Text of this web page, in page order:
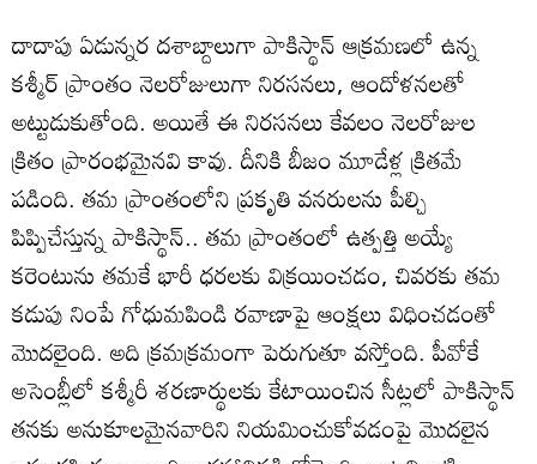
దాదాపు ఏడున్నర దశాబ్దాలుగా పాకిస్థాన్‌ ఆక్రమణలో ఉన్న
కశ్మీర్‌ ప్రాంతం నెలరోజులుగా నిరసనలు, ఆందోళనలతో
అట్టుడుకుతోంది. అయితే ఈ నిరసనలు కేవలం నెలరోజుల
క్రితం ప్రారంభమైనవి కావు. దీనికి బీజం మూడేళ్ల క్రితమే
పడింది. తమ ప్రాంతంలోని ప్రకృతి వనరులను పీల్చి
పిప్పిచేస్తున్న పాకిస్థాన్‌.. తమ ప్రాంతంలో ఉత్పత్తి అయ్యే
కరెంటును తమకే భారీ ధరలకు విక్రయించడం, చివరకు తమ
కడుపు నింపే గోధుమపిండి రవాణాపై ఆంక్షలు విధించడంతో
మొదలైంది. అది క్రమక్రమంగా పెరుగుతూ వస్తోంది. పీవోకే
అసెంబ్లీలో కశ్మీరీ శరణార్థులకు కేటాయించిన సీట్లలో పాకిస్థాన్‌
తనకు అనుకూలమైనవారిని నియమించుకోవడంపై మొదలైన